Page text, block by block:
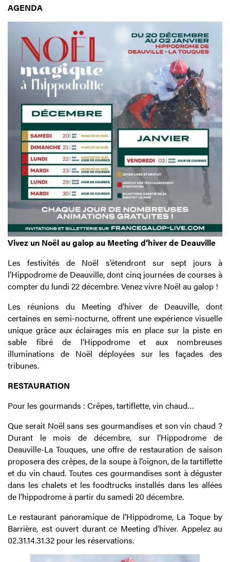
AGENDA
Vivez un Noël au galop au Meeting d’hiver de Deauville
Les festivités de Noël s’étendront sur sept jours à
l’Hippodrome de Deauville, dont cinq journées de courses à
compter du lundi 22 décembre. Venez vivre Noël au galop !
Les réunions du Meeting d’hiver de Deauville, dont
certaines en semi-nocturne, offrent une expérience visuelle
unique grâce aux éclairages mis en place sur la piste en
sable fibré de l’Hippodrome et aux nombreuses
illuminations de Noël déployées sur les façades des
tribunes.
RESTAURATION
Pour les gourmands : Crêpes, tartiflette, vin chaud…
Que serait Noël sans ses gourmandises et son vin chaud ?
Durant le mois de décembre, sur l’Hippodrome de
Deauville-La Touques, une offre de restauration de saison
proposera des crêpes, de la soupe à l’oignon, de la tartiflette
et du vin chaud. Toutes ces gourmandises sont à déguster
dans les chalets et les foodtrucks installés dans les allées
de l’hippodrome à partir du samedi 20 décembre.
Le restaurant panoramique de l’Hippodrome, La Toque by
Barrière, est ouvert durant ce Meeting d’hiver. Appelez au
02.31.14.31.32 pour les réservations.